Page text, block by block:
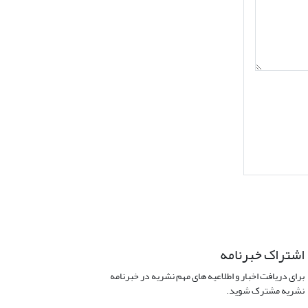
اشتراک خبرنامه
برای دریافت اخبار و اطلاعیه های مهم نشریه در خبرنامه
نشریه مشترک شوید.